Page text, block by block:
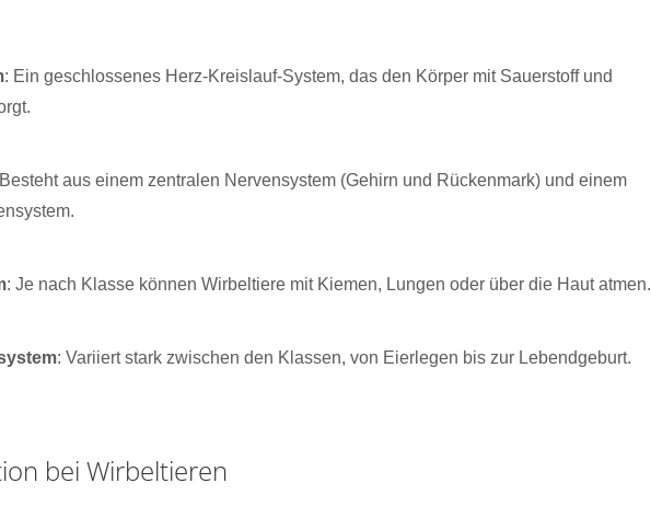
: Ein geschlossenes Herz-Kreislauf-System, das den Körper mit Sauerstoff und
aus einem zentralen Nervensystem (Gehirn und Rückenmark) und einem
: Je nach Klasse können Wirbeltiere mit Kiemen, Lungen oder über die Haut atmen.
: Variiert stark zwischen den Klassen, von Eierlegen bis zur Lebendgeburt.
bei Wirbeltieren